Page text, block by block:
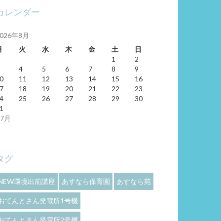
レンダー
年8月
火 水 木 金 土 日
月
1
2
4 5 6 7 8
9
11 12 13 14 15
16
18 19 20 21 22
23
25 26 27 28 29
30
グ
環境出前講座 あすなら保育園 あすなら苑
てんとさん発電所1号機